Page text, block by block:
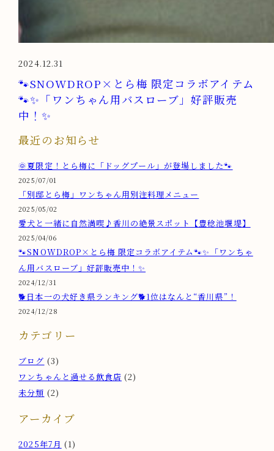
2024.12.31
🐾SNOWDROP×とら梅 限定コラボアイテム
🐾✨「ワンちゃん用バスローブ」好評販売
中！✨
最近のお知らせ
🌞夏限定！とら梅に「ドッグプール」が登場しました🐾
2025/07/01
「別邸とら梅」ワンちゃん用別注料理メニュー
2025/05/02
愛犬と一緒に自然満喫♪香川の絶景スポット【豊稔池堰堤】
2025/04/06
🐾SNOWDROP×とら梅 限定コラボアイテム🐾✨「ワンちゃ
ん用バスローブ」好評販売中！✨
2024/12/31
🐕️日本一の犬好き県ランキング🐕️1位はなんと“香川県”！
2024/12/28
カテゴリー
ブログ (3)
ワンちゃんと過せる飲食店 (2)
未分類 (2)
アーカイブ
2025年7月 (1)